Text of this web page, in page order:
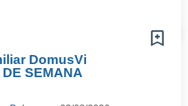
DomusVi
SEMANA